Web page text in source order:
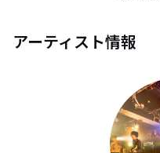
アーティスト情報